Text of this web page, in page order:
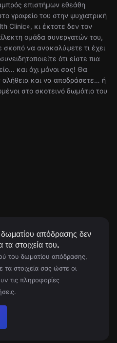
επιστήμων εθεάθη
γραφείο του στην ψυχιατρική
Clinic», κι έκτοτε δεν τον
ομάδα συνεργατών του,
σκοπό να ανακαλύψετε τι έχει
ότι είστε πια
και όχι μόνοι σας! Θα
και να αποδράσετε… ή
στο σκοτεινό δωμάτιο του
δωματίου απόδρασης δεν
τα στοιχεία του.
του δωματίου απόδρασης,
στοιχεία σας ώστε οι
τις πληροφορίες